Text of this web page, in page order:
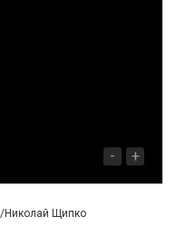
- +
Николай Щипко